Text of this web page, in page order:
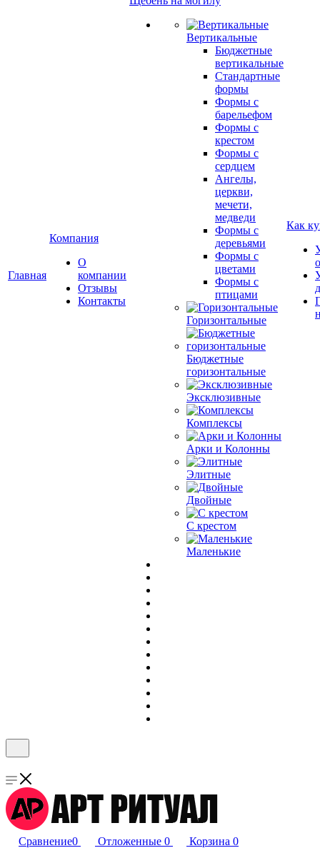
Главная
Компания
О
компании
Отзывы
Контакты
Вертикальные
Бюджетные
вертикальные
Стандартные
формы
Формы с
барельефом
Формы с
крестом
Формы с
сердцем
Ангелы,
церкви,
мечети,
медведи
Формы с
деревьями
Формы с
цветами
Формы с
птицами
Горизонтальные
Бюджетные
горизонтальные
Эксклюзивные
Комплексы
Арки и Колонны
Элитные
Двойные
С крестом
Маленькие
Как
Сравнение0 Отложенные 0 Корзина 0